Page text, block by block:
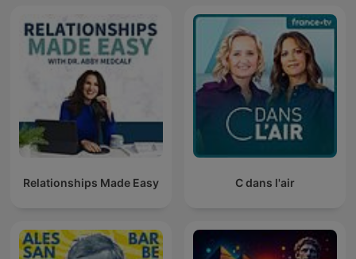
Relationships Made Easy C dans l'air